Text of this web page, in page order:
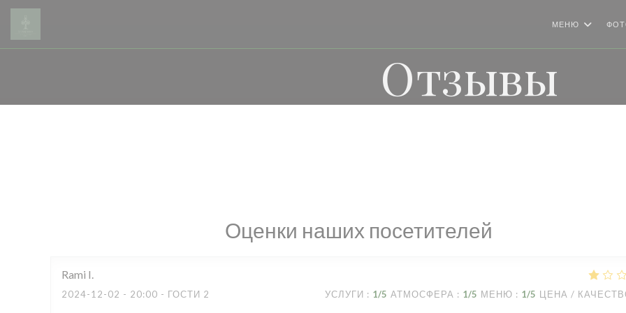
Панель управления cookies
МЕНЮ
Отзывы
Оценки наших посетителей
Rami I
2024-12-02 - 20:00 - ГОСТИ 2 УСЛУГИ : 1/5 АТМОСФЕРА : 1/5 МЕНЮ : 1/5 ЦЕНА /